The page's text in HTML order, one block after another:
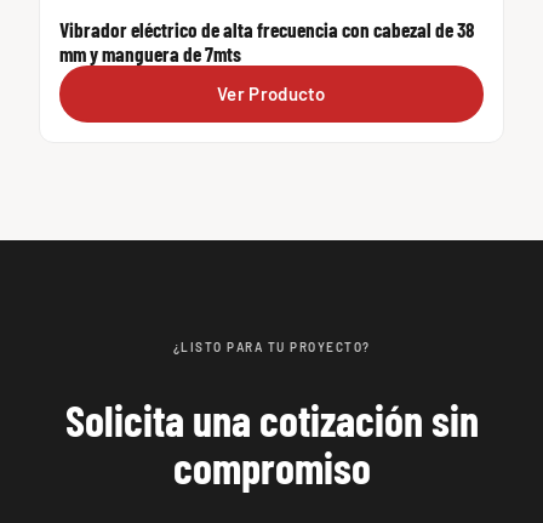
Vibrador eléctrico de alta frecuencia con cabezal de 38
mm y manguera de 7mts
Ver Producto
¿LISTO PARA TU PROYECTO?
Solicita una cotización sin
compromiso